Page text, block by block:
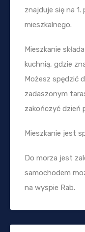
znajduje się na
mieszkalnego.
Mieszkanie
kuchnią, gdzie
Możesz spędzić
zadaszonym
zakończyć dzień
Mieszkanie jest
Do morza jest
samochodem
na wyspie Rab.